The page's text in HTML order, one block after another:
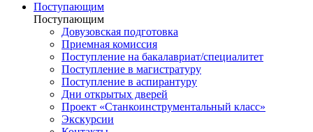
Поступающим
Поступающим
Довузовская подготовка
Приемная комиссия
Поступление на бакалавриат/специалитет
Поступление в магистратуру
Поступление в аспирантуру
Дни открытых дверей
Проект «Станкоинструментальный класс»
Экскурсии